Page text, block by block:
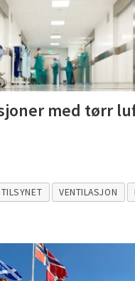
med tørr
VENTILASJON